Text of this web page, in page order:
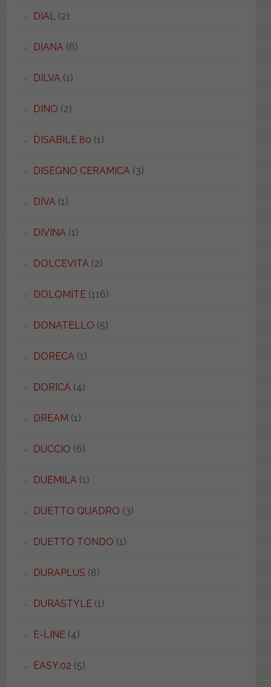
DIAL (2)
DIANA (6)
DILVA (1)
DINO (2)
DISABILE 80 (1)
DISEGNO CERAMICA (3)
DIVA (1)
DIVINA (1)
DOLCEVITA (2)
DOLOMITE(116)
DONATELLO (5)
DORECA (1)
DORICA (4)
DREAM (1)
DUCCIO (6)
DUEMILA (1)
DUETTO QUADRO (3)
DUETTO TONDO (1)
DURAPLUS (8)
DURASTYLE(1)
E-LINE(4)
EASY.02 (5)